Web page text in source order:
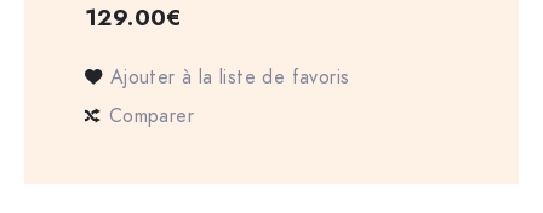
129.00€
Ajouter à la liste de favoris
Comparer